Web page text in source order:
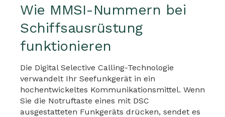
Wie MMSI-Nummern bei
Schiffsausrüstung
funktionieren
Die Digital Selective Calling-Technologie
verwandelt Ihr Seefunkgerät in ein
hochentwickeltes Kommunikationsmittel. Wenn
Sie die Notruftaste eines mit DSC
ausgestatteten Funkgeräts drücken, sendet es